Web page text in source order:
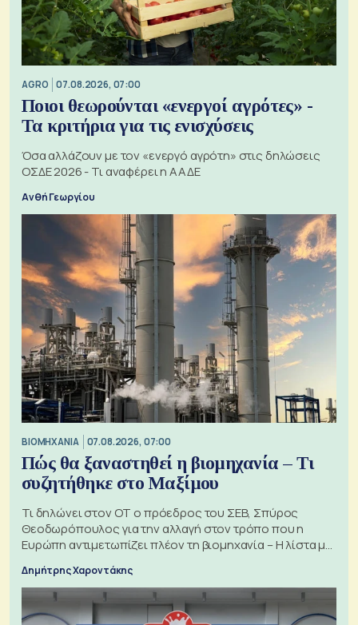
AGRO 07.08.2026, 07:00
Ποιοι θεωρούνται «ενεργοί αγρότες» -
Τα κριτήρια για τις ενισχύσεις
Όσα αλλάζουν με τον «ενεργό αγρότη» στις δηλώσεις
ΟΣΔΕ 2026 - Τι αναφέρει η ΑΑΔΕ
Ανθή Γεωργίου
ΒΙΟΜΗΧΑΝΙΑ 07.08.2026, 07:00
Πώς θα ξαναστηθεί η βιομηχανία – Τι
συζητήθηκε στο Μαξίμου
Τι δηλώνει στον ΟΤ ο πρόεδρος του ΣΕΒ, Σπύρος
Θεοδωρόπουλος για την αλλαγή στον τρόπο που η
Ευρώπη αντιμετωπίζει πλέον τη βιομηχανία – Η λίστα με
Δημήτρης Χαροντάκης